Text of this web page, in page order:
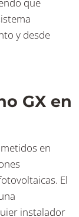
que
y desde
GX en
en
El
instalador